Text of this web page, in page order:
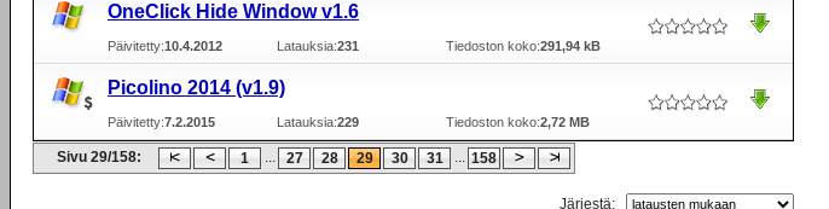
OneClick Hide Window v1.6
Päivitetty:10.4.2012 Latauksia:231 Tiedoston koko:291,94 kB
Picolino 2014 (v1.9)
Päivitetty:7.2.2015 Latauksia:229 Tiedoston koko:2,72 MB
Sivu 29/158: 1 ... 27 28 29 30 31 ... 158
Järjestä: